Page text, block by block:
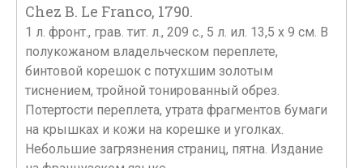
Chez B. Le Franco, 1790.
1 л. фронт., грав. тит. л., 209 с., 5 л. ил. 13,5 х 9 см. В
полукожаном владельческом переплете,
бинтовой корешок с потухшим золотым
тиснением, тройной тонированный обрез.
Потертости переплета, утрата фрагментов бумаги
на крышках и кожи на корешке и уголках.
Небольшие загрязнения страниц, пятна. Издание